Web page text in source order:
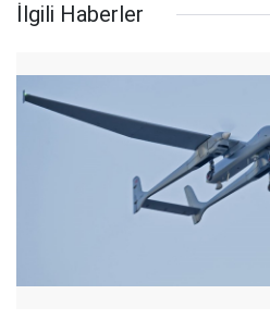
İlgili Haberler